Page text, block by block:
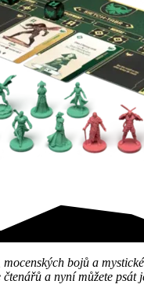
v DUNA: Válka o
bojů a
a nyní můžete psát